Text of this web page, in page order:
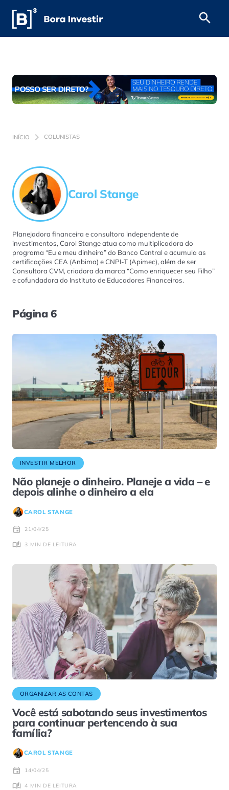
INÍCIO COLUNISTAS
Carol Stange
Planejadora financeira e consultora independente de
investimentos, Carol Stange atua como multiplicadora do
programa “Eu e meu dinheiro” do Banco Central e acumula as
certificações CEA (Anbima) e CNPI-T (Apimec), além de ser
Consultora CVM, criadora da marca “Como enriquecer seu Filho”
e cofundadora do Instituto de Educadores Financeiros.
Página 6
INVESTIR MELHOR
Não planeje o dinheiro. Planeje a vida – e
depois alinhe o dinheiro a ela
CAROL STANGE
21/04/25
3 MIN DE LEITURA
ORGANIZAR AS CONTAS
Você está sabotando seus investimentos
para continuar pertencendo à sua
família?
CAROL STANGE
14/04/25
4 MIN DE LEITURA